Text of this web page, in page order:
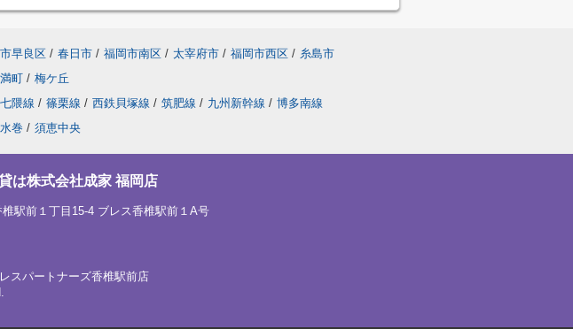
早良区 / 春日市 / 福岡市南区 / 太宰府市 / 福岡市西区 / 糸島市
町 / 梅ケ丘
隈線 / 篠栗線 / 西鉄貝塚線 / 筑肥線 / 九州新幹線 / 博多南線
水巻 / 須恵中央
は株式会社成家 福岡店
駅前１丁目15-4 ブレス香椎駅前１A号
スパートナーズ香椎駅前店